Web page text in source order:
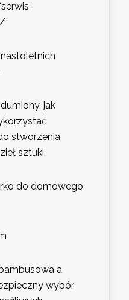
jak
stworzenia
sztuki.
do domowego
a
wybór